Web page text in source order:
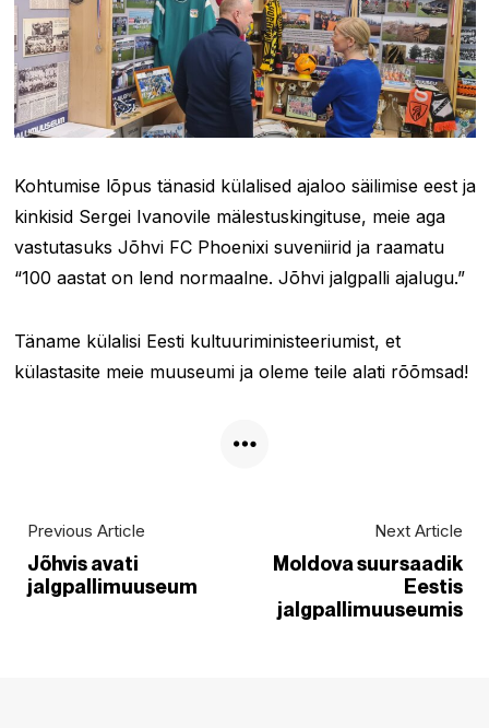
Kohtumise lõpus tänasid külalised ajaloo säilimise eest ja
kinkisid Sergei Ivanovile mälestuskingituse, meie aga
vastutasuks Jõhvi FC Phoenixi suveniirid ja raamatu
“100 aastat on lend normaalne. Jõhvi jalgpalli ajalugu.”
Täname külalisi Eesti kultuuriministeeriumist, et
külastasite meie muuseumi ja oleme teile alati rõõmsad!
Previous Article
Jõhvis avati
jalgpallimuuseum
Next Article
Moldova suursaadik
Eestis
jalgpallimuuseumis